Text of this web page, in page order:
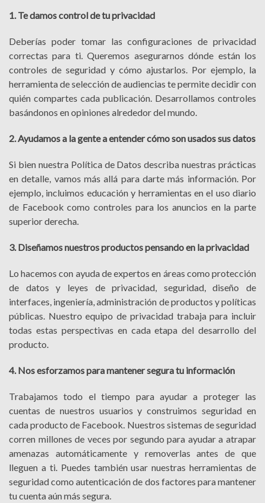
1. Te damos control de tu privacidad
Deberías poder tomar las configuraciones de privacidad
correctas para ti. Queremos asegurarnos dónde están los
controles de seguridad y cómo ajustarlos. Por ejemplo, la
herramienta de selección de audiencias te permite decidir con
quién compartes cada publicación. Desarrollamos controles
basándonos en opiniones alrededor del mundo.
2. Ayudamos a la gente a entender cómo son usados sus datos
Si bien nuestra Política de Datos describa nuestras prácticas
en detalle, vamos más allá para darte más información. Por
ejemplo, incluimos educación y herramientas en el uso diario
de Facebook como controles para los anuncios en la parte
superior derecha.
3. Diseñamos nuestros productos pensando en la privacidad
Lo hacemos con ayuda de expertos en áreas como protección
de datos y leyes de privacidad, seguridad, diseño de
interfaces, ingeniería, administración de productos y políticas
públicas. Nuestro equipo de privacidad trabaja para incluir
todas estas perspectivas en cada etapa del desarrollo del
producto.
4. Nos esforzamos para mantener segura tu información
Trabajamos todo el tiempo para ayudar a proteger las
cuentas de nuestros usuarios y construimos seguridad en
cada producto de Facebook. Nuestros sistemas de seguridad
corren millones de veces por segundo para ayudar a atrapar
amenazas automáticamente y removerlas antes de que
lleguen a ti. Puedes también usar nuestras herramientas de
seguridad como autenticación de dos factores para mantener
tu cuenta aún más segura.